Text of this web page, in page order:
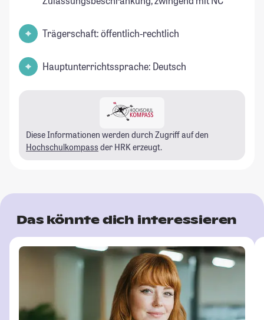
Trägerschaft: öffentlich-rechtlich
Hauptunterrichtssprache: Deutsch
Diese Informationen werden durch Zugriff auf den
Hochschulkompass der HRK erzeugt.
Das könnte dich interessieren